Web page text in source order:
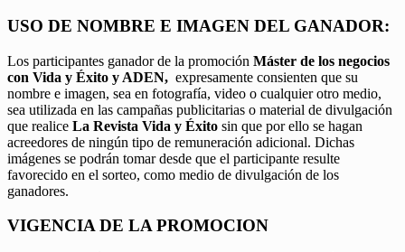
USO DE NOMBRE E IMAGEN DEL GANADOR:
Los participantes ganador de la promoción Máster de los negocios
con Vida y Éxito y ADEN, expresamente consienten que su
nombre e imagen, sea en fotografía, video o cualquier otro medio,
sea utilizada en las campañas publicitarias o material de divulgación
que realice La Revista Vida y Éxito sin que por ello se hagan
acreedores de ningún tipo de remuneración adicional. Dichas
imágenes se podrán tomar desde que el participante resulte
favorecido en el sorteo, como medio de divulgación de los
ganadores.
VIGENCIA DE LA PROMOCION